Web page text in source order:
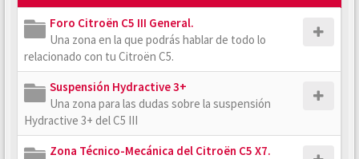
Foro Citroën C5 III General.
Una zona en la que podrás hablar de todo lo
relacionado con tu Citroën C5.
Suspensión Hydractive 3+
Una zona para las dudas sobre la suspensión
Hydractive 3+ del C5 III
Zona Técnico-Mecánica del Citroën C5 X7.